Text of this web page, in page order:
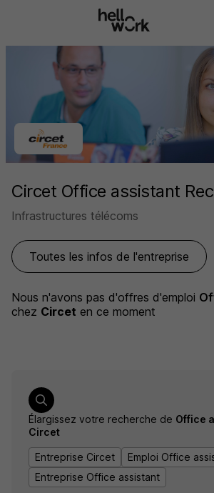
Circet Office assistant
Infrastructures télécoms
Toutes les infos de l'entreprise
Nous n'avons pas d'offres d'emploi
chez Circet en ce moment
Élargissez votre recherche de Office
Circet
Entreprise Circet
Emploi Office
Entreprise Office assistant